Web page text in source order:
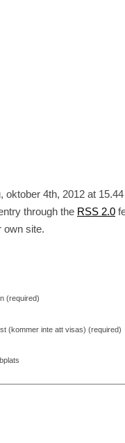
4th, 2012 at
through the RSS 2.0
own site.
(required)
(kommer inte att visas) (required)